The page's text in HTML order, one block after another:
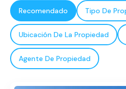
Recomendado Tipo De
Ubicación De La Propiedad
Agente De Propiedad